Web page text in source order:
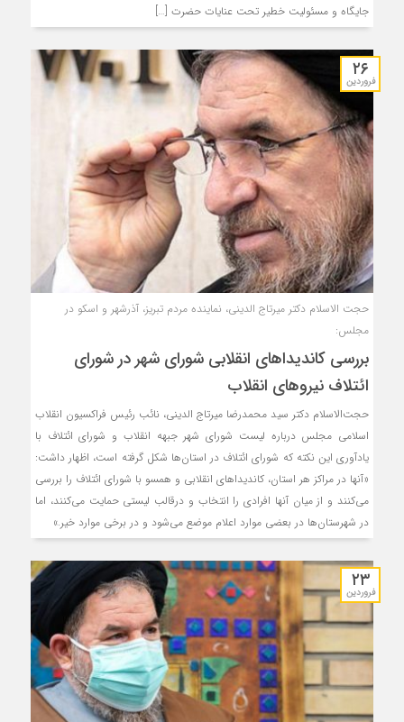
جایگاه و مسئولیت خطیر تحت عنایات حضرت […]
۲۶
فروردین
حجت الاسلام دکتر میرتاج الدینی، نماینده مردم تبریز، آذرشهر و اسکو در
مجلس:
بررسی کاندیداهای انقلابی شورای شهر در شورای
ائتلاف نیروهای انقلاب
حجت‌الاسلام دکتر سید محمدرضا میرتاج الدینی، نائب رئیس فراکسیون انقلاب
اسلامی مجلس درباره لیست شورای شهر جبهه انقلاب و شورای ائتلاف با
یادآوری این نکته که شورای ائتلاف در استان‌ها شکل گرفته است، اظهار داشت:
«آنها در مراکز هر استان، کاندیداهای انقلابی و همسو با شورای ائتلاف را بررسی
می‌کنند و از میان آنها افرادی را انتخاب و درقالب لیستی حمایت می‌کنند، اما
در شهرستان‌ها در بعضی موارد اعلام موضع می‌شود و در برخی موارد خیر.»
۲۳
فروردین